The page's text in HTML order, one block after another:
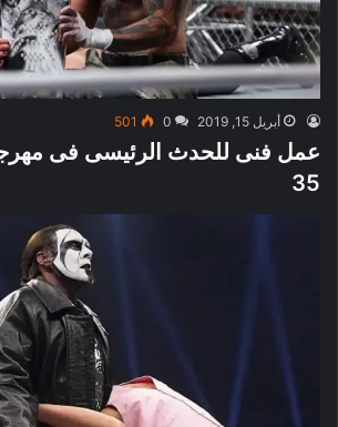
أبريل 15, 2019 0
501
عمل فنى للحدث الرئيسى فى
35